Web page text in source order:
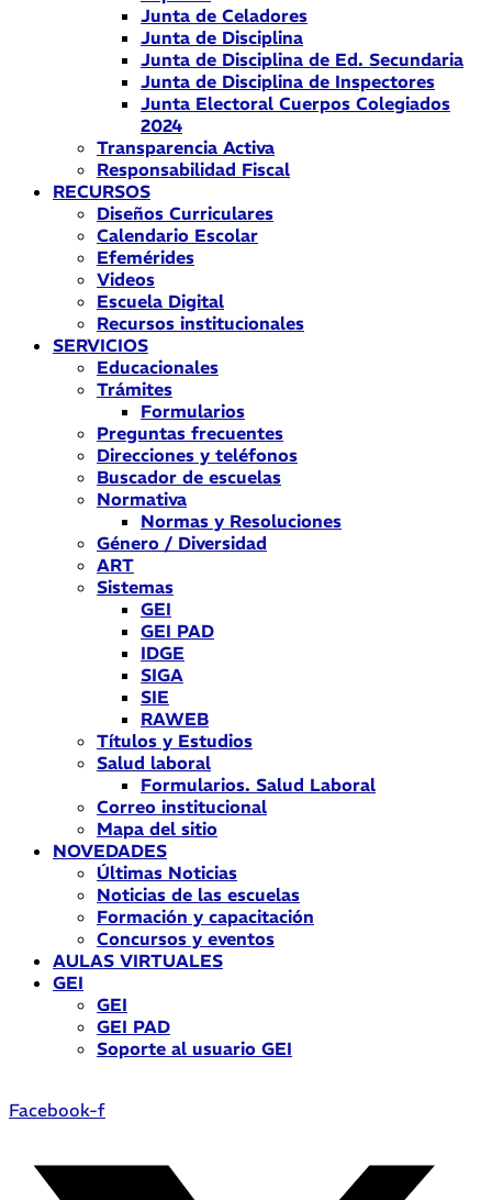
Junta de Celadores
Junta de Disciplina
Junta de Disciplina de Ed. Secundaria
Junta de Disciplina de Inspectores
Junta Electoral Cuerpos Colegiados
2024
Transparencia Activa
Responsabilidad Fiscal
RECURSOS
Diseños Curriculares
Calendario Escolar
Efemérides
Videos
Escuela Digital
Recursos institucionales
SERVICIOS
Educacionales
Trámites
Formularios
Preguntas frecuentes
Direcciones y teléfonos
Buscador de escuelas
Normativa
Normas y Resoluciones
Género / Diversidad
ART
Sistemas
GEI
GEI PAD
IDGE
SIGA
SIE
RAWEB
Títulos y Estudios
Salud laboral
Formularios. Salud Laboral
Correo institucional
Mapa del sitio
NOVEDADES
Últimas Noticias
Noticias de las escuelas
Formación y capacitación
Concursos y eventos
AULAS VIRTUALES
GEI
GEI
GEI PAD
Soporte al usuario GEI
Facebook-f